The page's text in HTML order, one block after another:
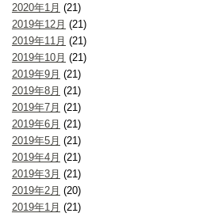
2020年1月 (21)
2019年12月 (21)
2019年11月 (21)
2019年10月 (21)
2019年9月 (21)
2019年8月 (21)
2019年7月 (21)
2019年6月 (21)
2019年5月 (21)
2019年4月 (21)
2019年3月 (21)
2019年2月 (20)
2019年1月 (21)